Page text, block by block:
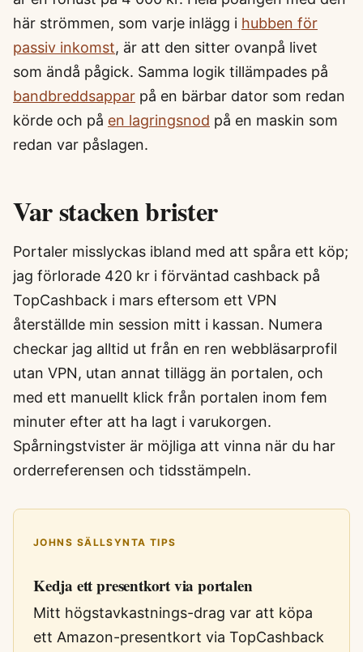
här strömmen, som varje inlägg i hubben för
passiv inkomst, är att den sitter ovanpå livet
som ändå pågick. Samma logik tillämpades på
bandbreddsappar på en bärbar dator som redan
körde och på en lagringsnod på en maskin som
redan var påslagen.
Var stacken brister
Portaler misslyckas ibland med att spåra ett köp;
jag förlorade 420 kr i förväntad cashback på
TopCashback i mars eftersom ett VPN
återställde min session mitt i kassan. Numera
checkar jag alltid ut från en ren webbläsarprofil
utan VPN, utan annat tillägg än portalen, och
med ett manuellt klick från portalen inom fem
minuter efter att ha lagt i varukorgen.
Spårningstvister är möjliga att vinna när du har
orderreferensen och tidsstämpeln.
JOHNS SÄLLSYNTA TIPS
Kedja ett presentkort via portalen
Mitt högstavkastnings-drag var att köpa
ett Amazon-presentkort via TopCashback